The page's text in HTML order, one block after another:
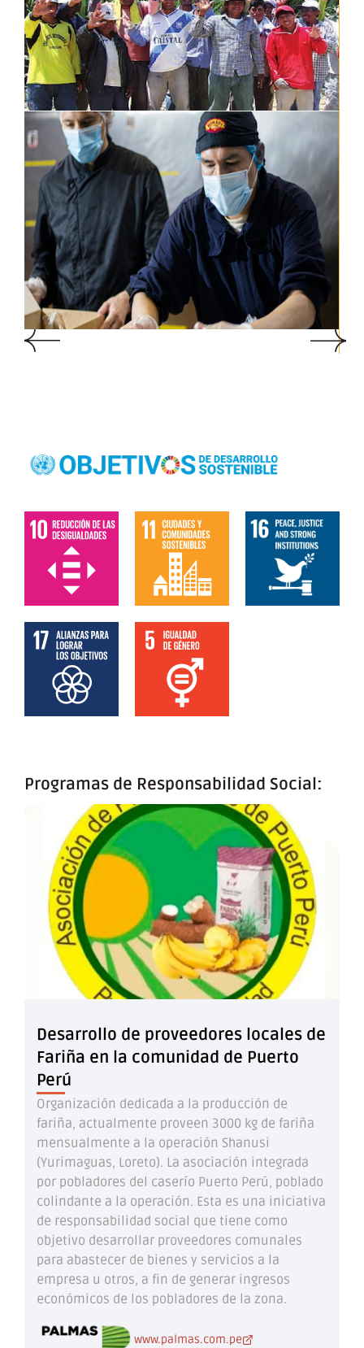
Programas de Responsabilidad Social:
Desarrollo de proveedores locales de
Fariña en la comunidad de Puerto
Perú
Organización dedicada a la producción de
fariña, actualmente proveen 3000 kg de fariña
mensualmente a la operación Shanusi
(Yurimaguas, Loreto). La asociación integrada
por pobladores del caserío Puerto Perú, poblado
colindante a la operación. Esta es una iniciativa
de responsabilidad social que tiene como
objetivo desarrollar proveedores comunales
para abastecer de bienes y servicios a la
empresa u otros, a fin de generar ingresos
económicos de los pobladores de la zona.
www.palmas.com.pe